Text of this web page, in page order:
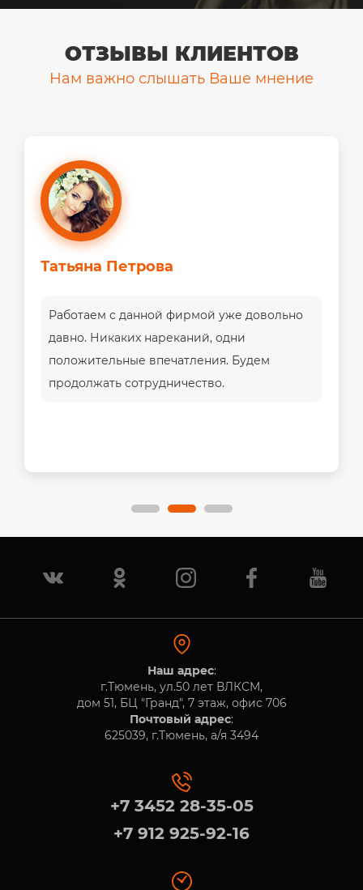
ОТЗЫВЫ КЛИЕНТОВ
Нам важно слышать Ваше мнение
Татьяна Петрова
Работаем с данной фирмой уже довольно
давно. Никаких нареканий, одни
положительные впечатления. Будем
продолжать сотрудничество.
Наш адрес:
г.Тюмень, ул.50 лет ВЛКСМ,
дом 51, БЦ "Гранд", 7 этаж, офис 706
Почтовый адрес:
625039, г.Тюмень, а/я 3494
+7 3452 28-35-05
+7 912 925-92-16